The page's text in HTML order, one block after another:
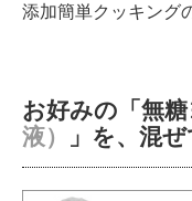
添加簡単クッキング
お好みの「無
液）
」を、混